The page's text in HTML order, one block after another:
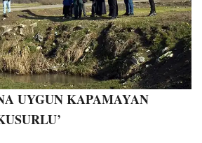
UYGUN KAPAMAYAN